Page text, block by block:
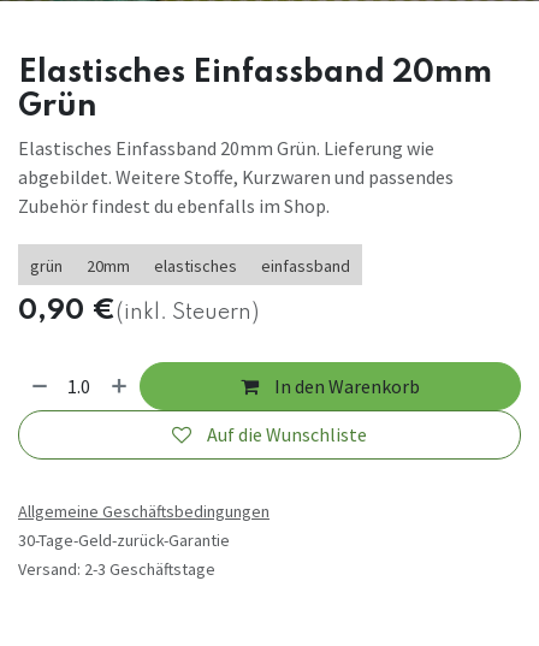
Elastisches Einfassband 20mm
Grün
Elastisches Einfassband 20mm Grün. Lieferung wie
abgebildet. Weitere Stoffe, Kurzwaren und passendes
Zubehör findest du ebenfalls im Shop.
grün 20mm elastisches einfassband
0,90 €(inkl. Steuern)
In den Warenkorb
Auf die Wunschliste
Allgemeine Geschäftsbedingungen
30-Tage-Geld-zurück-Garantie
Versand: 2-3 Geschäftstage